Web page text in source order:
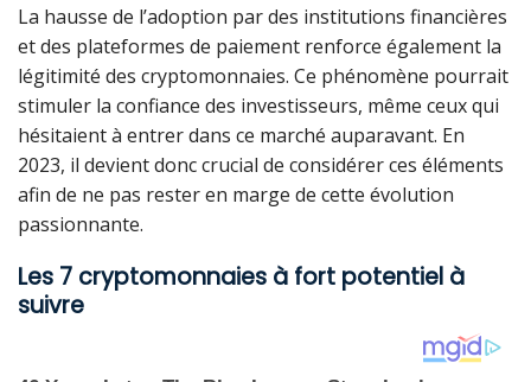
La hausse de l’adoption par des institutions financières
et des plateformes de paiement renforce également la
légitimité des cryptomonnaies. Ce phénomène pourrait
stimuler la confiance des investisseurs, même ceux qui
hésitaient à entrer dans ce marché auparavant. En
2023, il devient donc crucial de considérer ces éléments
afin de ne pas rester en marge de cette évolution
passionnante.
Les 7 cryptomonnaies à fort potentiel à
suivre